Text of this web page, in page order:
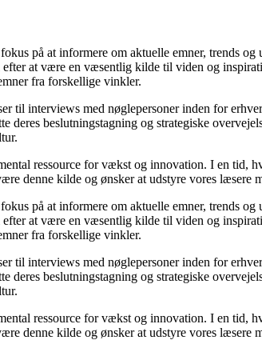
på at informere om aktuelle emner, trends
at være en væsentlig kilde til viden og
fra forskellige vinkler.
til interviews med nøglepersoner inden for
beslutningstagning og strategiske
ressource for vækst og innovation. I en tid,
denne kilde og ønsker at udstyre vores læsere
på at informere om aktuelle emner, trends
at være en væsentlig kilde til viden og
fra forskellige vinkler.
til interviews med nøglepersoner inden for
beslutningstagning og strategiske
ressource for vækst og innovation. I en tid,
denne kilde og ønsker at udstyre vores læsere